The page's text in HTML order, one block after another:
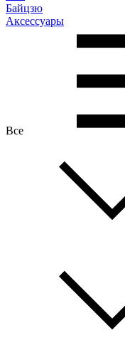
Байцзю
Аксессуары
Все